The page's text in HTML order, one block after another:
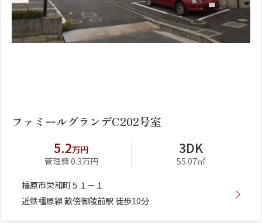
ファミールグランデC202号室
5.2万円
管理費 0.3万円
3DK
55.07㎡
橿原市栄和町５１－１
近鉄橿原線 畝傍御陵前駅 徒歩10分